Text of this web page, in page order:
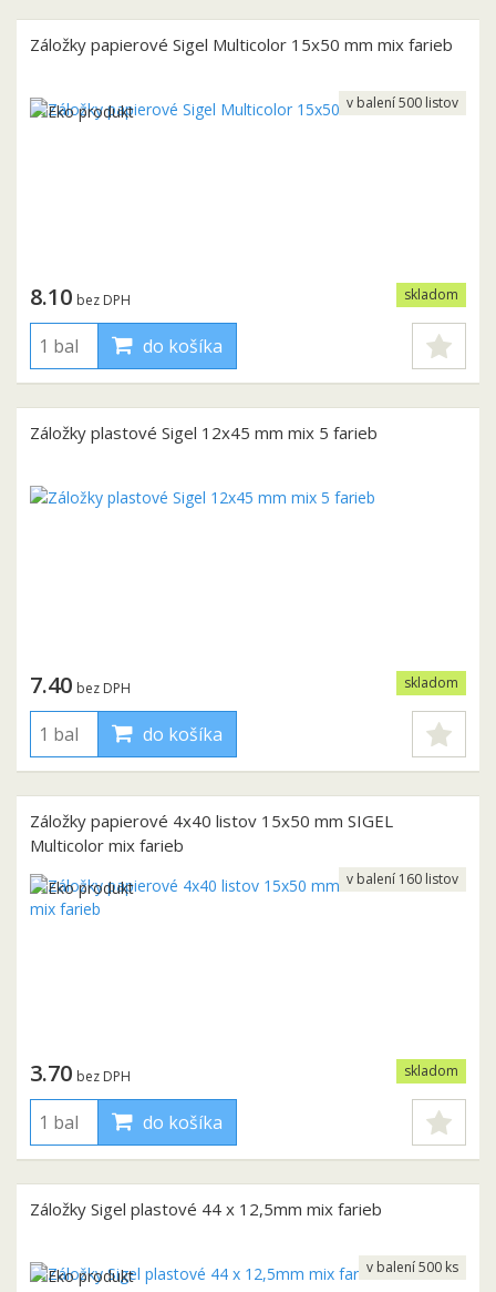
Záložky papierové Sigel Multicolor 15x50 mm mix farieb
skladom
8.10 bez DPH
do košíka
v balení 500 listov
Záložky plastové Sigel 12x45 mm mix 5 farieb
skladom
7.40 bez DPH
do košíka
Záložky papierové 4x40 listov 15x50 mm SIGEL
Multicolor mix farieb
skladom
3.70 bez DPH
do košíka
v balení 160 listov
Záložky Sigel plastové 44 x 12,5mm mix farieb
v balení 500 ks